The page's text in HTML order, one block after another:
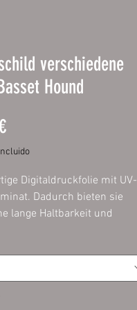
verschiedene
Hound
Precio
Digitaldruckfolie mit UV-
Dadurch bieten sie
lange Haltbarkeit und
3mm mit
Ecken.